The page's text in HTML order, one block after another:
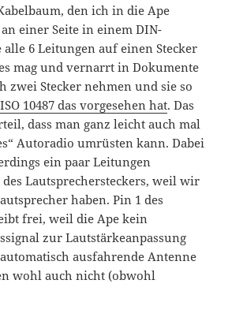
den ich in die Ape
einer Seite in einem DIN-
alle 6 Leitungen auf einen Stecker
mag und vernarrt in Dokumente
zwei Stecker nehmen und sie so
10487 das vorgesehen hat. Das
dass man ganz leicht auch mal
Autoradio umrüsten kann. Dabei
ein paar Leitungen
des Lautsprechersteckers, weil wir
haben. Pin 1 des
frei, weil die Ape kein
zur Lautstärkeanpassung
ausfahrende Antenne
wohl auch nicht (obwohl